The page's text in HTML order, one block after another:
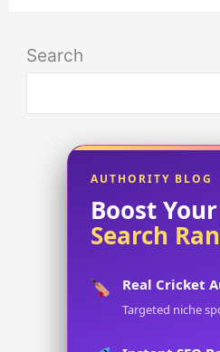
Grammar!
Knowledge:
Prepositions
Search
AUTHORITY BLOG
Boost Your
Search
Real Cricket
Targeted niche